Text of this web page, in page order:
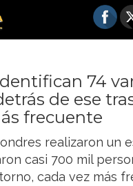
74
de ese
frecuente
realizaron un
casi 700 mil
cada vez más